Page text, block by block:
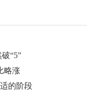
“5”
略涨
的阶段